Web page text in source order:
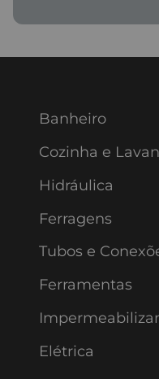
Banheiro
Cozinha e
Hidráulica
Ferragens
Tubos e
Ferramentas
Elétrica